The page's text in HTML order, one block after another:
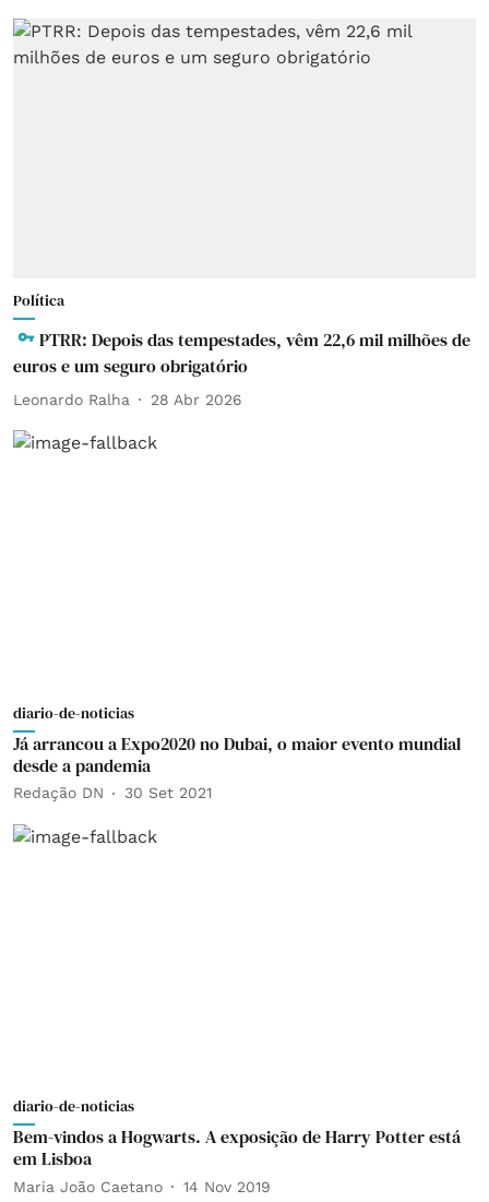
Política
PTRR: Depois das tempestades, vêm 22,6 mil milhões de
euros e um seguro obrigatório
Leonardo Ralha 28 Abr 2026
diario-de-noticias
Já arrancou a Expo2020 no Dubai, o maior evento mundial
desde a pandemia
Redação DN 30 Set 2021
diario-de-noticias
Bem-vindos a Hogwarts. A exposição de Harry Potter está
em Lisboa
Maria João Caetano 14 Nov 2019